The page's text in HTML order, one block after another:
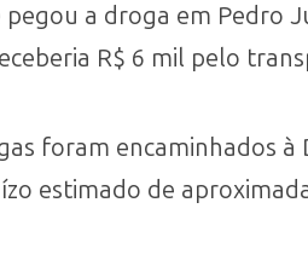
a droga em Pedro
R$ 6 mil pelo
foram encaminhados à
estimado de